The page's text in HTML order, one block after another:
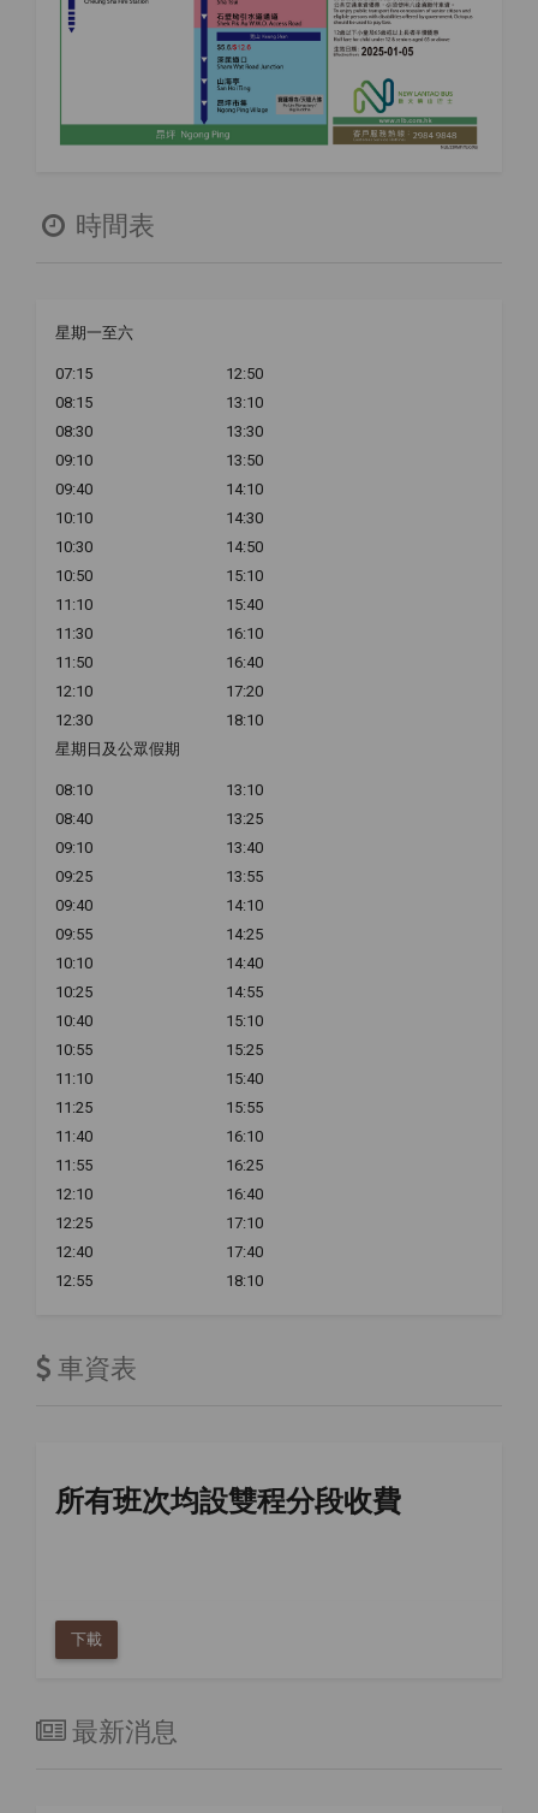
時間表
星期一至六
07:15
12:50
08:15
13:10
08:30
13:30
09:10
13:50
09:40
14:10
10:10
14:30
10:30
14:50
10:50
15:10
11:10
15:40
11:30
16:10
11:50
16:40
12:10
17:20
12:30
18:10
星期日及公眾假期
08:10
13:10
08:40
13:25
09:10
13:40
09:25
13:55
09:40
14:10
09:55
14:25
10:10
14:40
10:25
14:55
10:40
15:10
10:55
15:25
11:10
15:40
11:25
15:55
11:40
16:10
11:55
16:25
12:10
16:40
12:25
17:10
12:40
17:40
12:55
18:10
車資表
所有班次均設雙程分段收費
下載
最新消息